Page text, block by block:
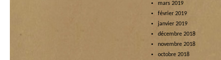
mars 2019
février 2019
janvier 2019
décembre 2018
novembre 2018
octobre 2018